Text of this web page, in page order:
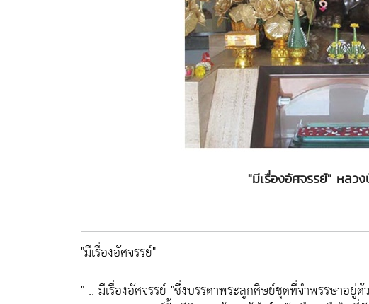
"มีเรื่องอัศจรรย์" หลว
"มีเรื่องอัศจรรย์"
" .. มีเรื่องอัศจรรย์ "ซึ่งบรรดาพระลูกศิษย์ชุดที่จำพรรษาอยู่